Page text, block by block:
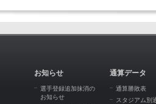
お知らせ
選手登録追加抹消の
お知らせ
通算データ
通算勝敗表
スタジアム別